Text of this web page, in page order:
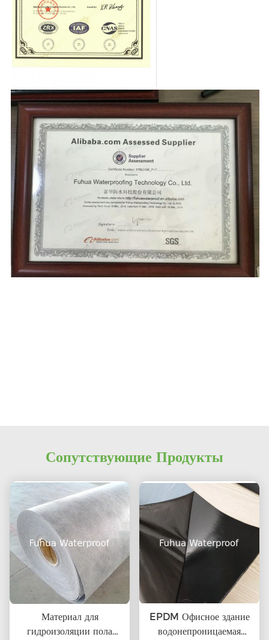
Сопутствующие Продукты
Материал для
гидроизоляции пола
EPDM Офисное здание
водонепроницаемая